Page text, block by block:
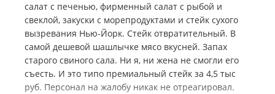
салат с печенью, фирменный салат с рыбой и
свеклой, закуски с морепродуктами и стейк сухого
вызревания Нью-Йорк. Стейк отвратительный. В
самой дешевой шашлычке мясо вкусней. Запах
старого свиного сала. Ни я, ни жена не смогли его
съесть. И это типо премиальный стейк за 4,5 тыс
руб. Персонал на жалобу никак не отреагировал.